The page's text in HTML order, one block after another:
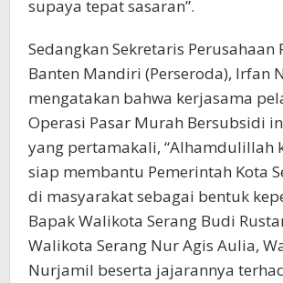
supaya tepat sasaran”.
Sedangkan Sekretaris Perusahaan
Banten Mandiri (Perseroda), Irfan
mengatakan bahwa kerjasama
Operasi Pasar Murah Bersubsidi
yang pertamakali, “Alhamdulillah
siap membantu Pemerintah Kota
di masyarakat sebagai bentuk
Bapak Walikota Serang Budi
Walikota Serang Nur Agis Aulia,
Nurjamil beserta jajarannya